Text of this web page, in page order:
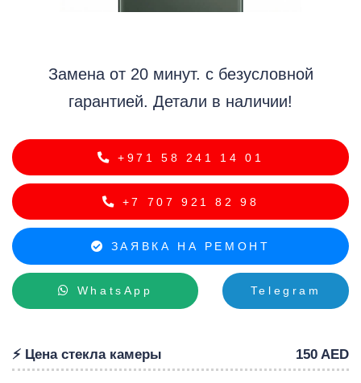
Замена от 20 минут. с безусловной
гарантией. Детали в наличии!
+971 58 241 14 01
+7 707 921 82 98
ЗАЯВКА НА РЕМОНТ
WhatsApp Telegram
⚡️ Цена стекла камеры 150 AED